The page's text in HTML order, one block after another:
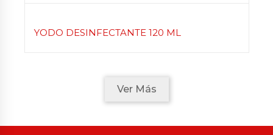
YODO DESINFECTANTE 120 ML
Ver Más